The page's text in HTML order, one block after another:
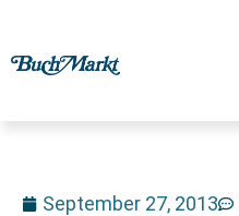
September 27, 2013